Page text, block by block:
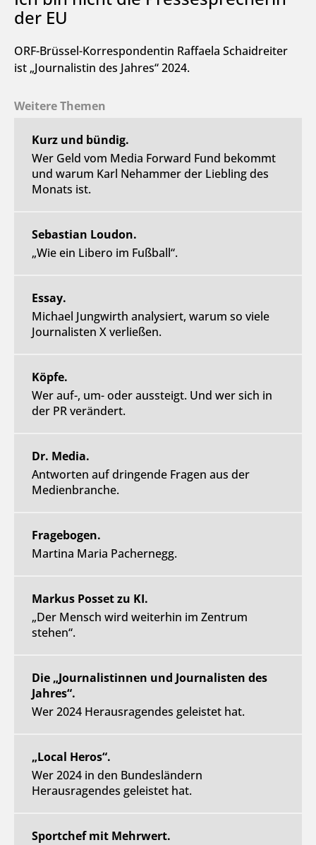
der EU
ORF-Brüssel-Korrespondentin Raffaela Schaidreiter
ist „Journalistin des Jahres“ 2024.
Weitere Themen
Kurz und bündig.
Wer Geld vom Media Forward Fund bekommt
und warum Karl Nehammer der Liebling des
Monats ist.
Sebastian Loudon.
„Wie ein Libero im Fußball“.
Essay.
Michael Jungwirth analysiert, warum so viele
Journalisten X verließen.
Köpfe.
Wer auf-, um- oder aussteigt. Und wer sich in
der PR verändert.
Dr. Media.
Antworten auf dringende Fragen aus der
Medienbranche.
Fragebogen.
Martina Maria Pachernegg.
Markus Posset zu KI.
„Der Mensch wird weiterhin im Zentrum
stehen“.
Die „Journalistinnen und Journalisten des
Jahres“.
Wer 2024 Herausragendes geleistet hat.
„Local Heros“.
Wer 2024 in den Bundesländern
Herausragendes geleistet hat.
Sportchef mit Mehrwert.